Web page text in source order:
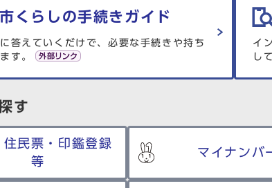
くらしの手続きガイド
答えていくだけで、必要な手続きや持ち
す。
イ
し
す
住民票・印鑑登録
等
マイナンバ